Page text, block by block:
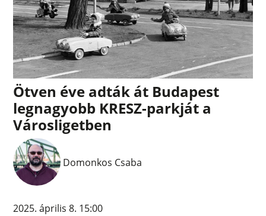
Ötven éve adták át Budapest
legnagyobb KRESZ-parkját a
Városligetben
Domonkos Csaba
2025. április 8. 15:00